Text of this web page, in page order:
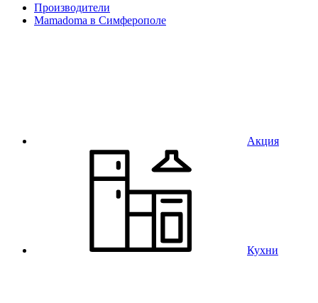
Производители
Mamadoma в Симферополе
Акция
Кухни